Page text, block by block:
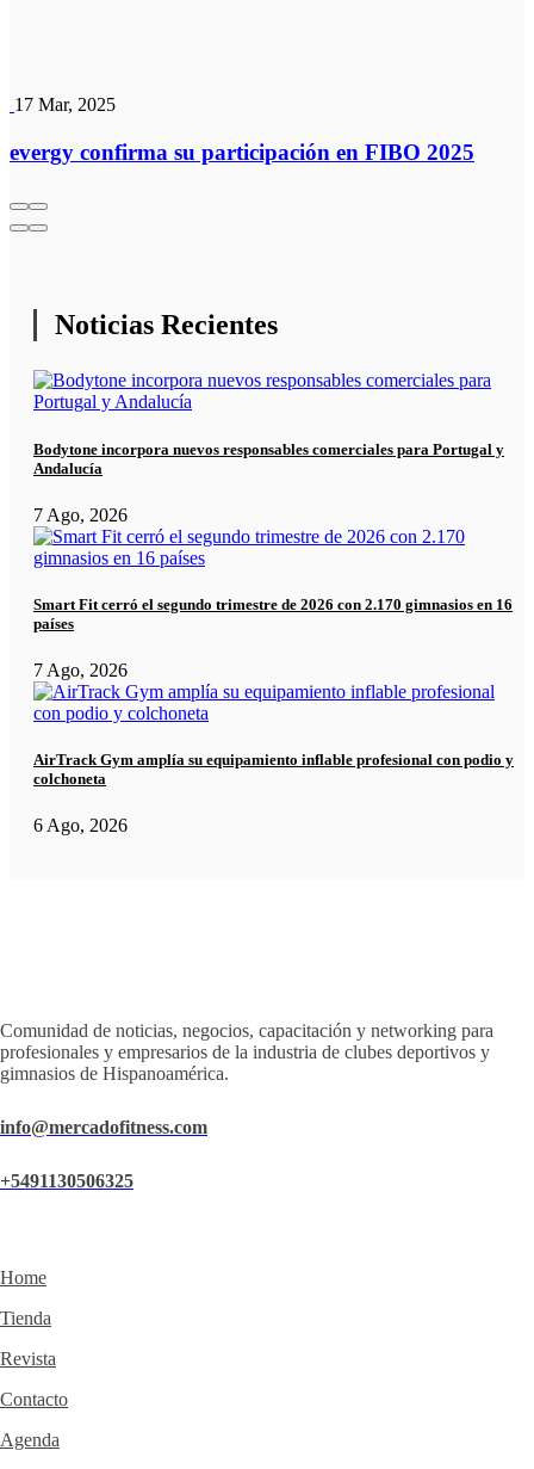
17 Mar, 2025
evergy confirma su participación en FIBO 2025
Noticias Recientes
Bodytone incorpora nuevos responsables comerciales para Portugal y
Andalucía
7 Ago, 2026
Smart Fit cerró el segundo trimestre de 2026 con 2.170 gimnasios en 16
países
7 Ago, 2026
AirTrack Gym amplía su equipamiento inflable profesional con podio y
colchoneta
6 Ago, 2026
Comunidad de noticias, negocios, capacitación y networking para
profesionales y empresarios de la industria de clubes deportivos y
gimnasios de Hispanoamérica.
info@mercadofitness.com
+5491130506325
Home
Tienda
Revista
Contacto
Agenda